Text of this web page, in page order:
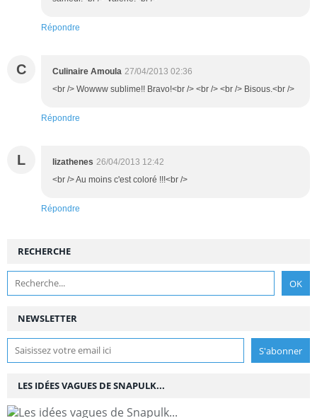
Répondre
C Culinaire Amoula 27/04/2013 02:36
<br /> Wowww sublime!! Bravo!<br /> <br /> <br /> Bisous.<br />
Répondre
L lizathenes 26/04/2013 12:42
<br /> Au moins c'est coloré !!!<br />
Répondre
NEWSLETTER
RECHERCHE
LES IDÉES VAGUES DE SNAPULK...